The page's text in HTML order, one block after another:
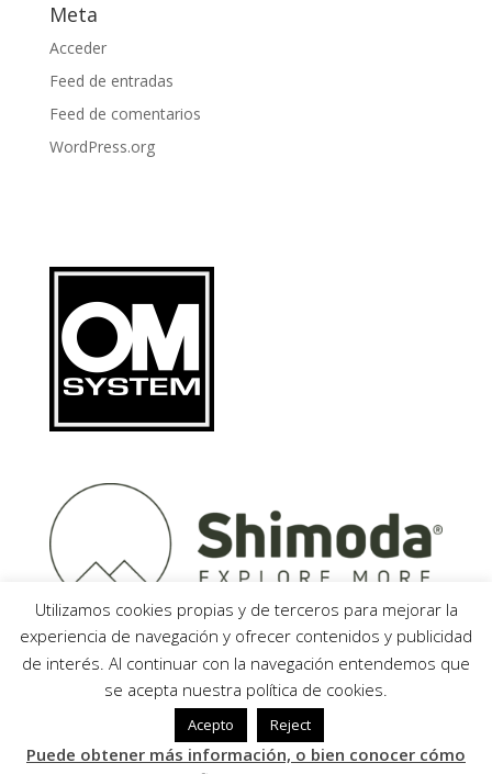
Meta
Acceder
Feed de entradas
Feed de comentarios
WordPress.org
javierparrilla.com © 2020 - All Rights Reserved -
Utilizamos cookies propias y de terceros para mejorar la
experiencia de navegación y ofrecer contenidos y publicidad
de interés. Al continuar con la navegación entendemos que
se acepta nuestra política de cookies.
Acepto Reject
Puede obtener más información, o bien conocer cómo